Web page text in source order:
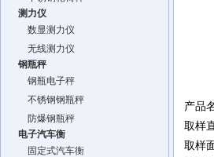
测力仪
数显测力仪
无线测力仪
钢瓶秤
钢瓶电子秤
不锈钢钢瓶秤
防爆钢瓶秤
电子汽车衡
固定式汽车衡
产品
取样
取样